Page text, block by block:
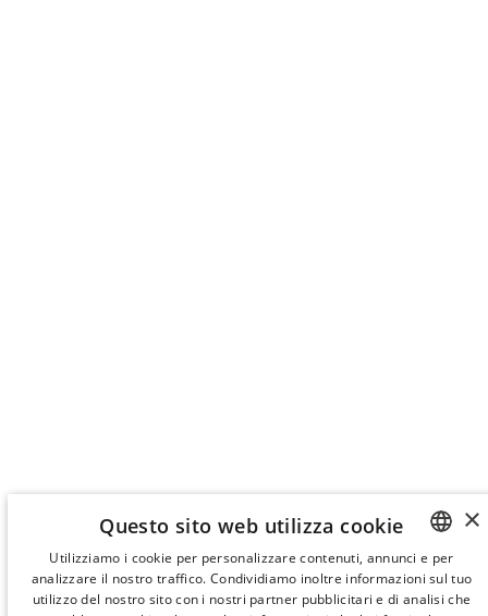
SPANISH
×
Questo sito web utilizza cookie
Utilizziamo i cookie per personalizzare contenuti, annunci e per
analizzare il nostro traffico. Condividiamo inoltre informazioni sul tuo
utilizzo del nostro sito con i nostri partner pubblicitari e di analisi che